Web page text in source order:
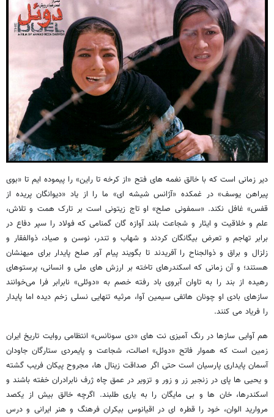
دیر زمانی است که با خالق نغمه های فتح «از کرخه تا راین» را پیموده ایم تا «بوی
پیراهن یوسف» در غمکده «آژانس شیشه ای» ما را از یاد «دیوانگان پریده از
قفس» غافل نکند. «سمفونی صلح» او تاج زیتونی است بر تارک همت و تلاش،
علم و خلاقیت و ایثار و شجاعت بلند آوازه گان گمنامی که فولاد را سپر دفاع در
برابر تهاجم و تعرض بیگانگان کردند و شهاب و تندر، نوسن و صیاد، ذوالفقار و
زلزال و براق و ذوالجناح را آفریدند تا بگویند پیام آور صلح پایدار برای میهنشان
هستند؛ و آن زمانی که اسکندرهای تاخته بر ارزش های ملی و انسانی، پرستوهای
رهیده از بند را به تاوان آبروی باد رفته خصم به «دوئلی» نابرابر فرا می‌خوانند
سازهای بادی او چونان هاتفی سیمین آوا، مرثیه تنهایی نسلی زخم دیده اما پایدار
را فریاد می کنند.
هم آوایی سازها در رنگ آمیزی نت های «دی سونانس» انتظامی روایت تاریخ ایران
زمین است که هموار فاتح «دوئل» اصالت، شجاعت و پایمردی ستارگان جاودان
آسمان پایداری پارسیان است حتی اگر صداقت زینال ها، مجروح پیکان فریب گشته
و یحیی ها پای در زنجیر زر و زور و تزویر در عمق چاه ژرف نابرادران خفته باشند و
اسکندرها، خان ها و بی مایگان را به یاری طلبند. اگرچه خالق بیش از یکصد
مروارید الوان، خود را قطره ای در اقیانوس بیکران فرهنگ و هنر ایرانی و درس